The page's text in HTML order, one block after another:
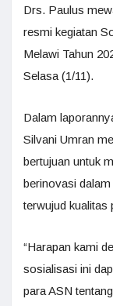
Drs. Paulus
resmi kegiatan
Melawi Tahun
Selasa (1/11).
Dalam
Silvani Umran
bertujuan untuk
berinovasi
terwujud kualitas
“Harapan kami
sosialisasi ini
para ASN